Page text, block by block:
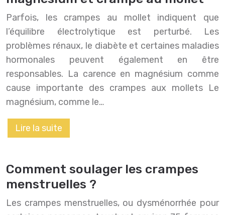
Parfois, les crampes au mollet indiquent que
l’équilibre électrolytique est perturbé. Les
problèmes rénaux, le diabète et certaines maladies
hormonales peuvent également en être
responsables. La carence en magnésium comme
cause importante des crampes aux mollets Le
magnésium, comme le…
Lire la suite
Comment soulager les crampes
menstruelles ?
Les crampes menstruelles, ou dysménorrhée pour